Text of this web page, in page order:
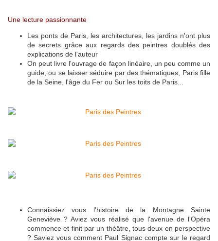
Une lecture passionnante
Les ponts de Paris, les architectures, les jardins n'ont plus
de secrets grâce aux regards des peintres doublés des
explications de l'auteur
On peut livre l'ouvrage de façon linéaire, un peu comme un
guide, ou se laisser séduire par des thématiques, Paris fille
de la Seine, l'âge du Fer ou Sur les toits de Paris...
Connaissiez vous l'histoire de la Montagne Sainte
Geneviève ? Aviez vous réalisé que l'avenue de l'Opéra
commence et finit par un théâtre, tous deux en perspective
? Saviez vous comment Paul Signac compte sur le regard